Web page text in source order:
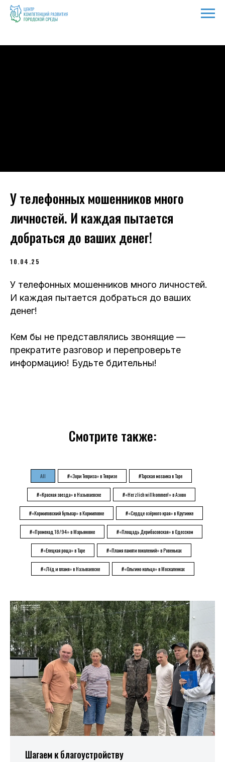
У телефонных мошенников много
личностей. И каждая пытается
добраться до ваших денег!
10.04.25
У телефонных мошенников много личностей.
И каждая пытается добраться до ваших
денег!
Кем бы не представлялись звонящие —
прекратите разговор и перепроверьте
информацию! Будьте бдительны!
Смотрите также:
All #«Зори Тевриза» в Тевризе #Тарская мозаика в Таре
#«Красная звезда» в Называевске #«Herzlich willkommen!» в Азово
#«Кормиловский бульвар» в Кормиловке #«Сердце озёрного края» в Крутинке
#«Променад 18/94» в Марьяновке #«Площадь Дерибасовская» в Одесском
#«Елецкая роща» в Таре #«Пламя памяти поколений» в Ровеньках
#«Лёд и пламя» в Называевске #«Ольгино кольцо» в Москаленках
Шагаем к благоустройству